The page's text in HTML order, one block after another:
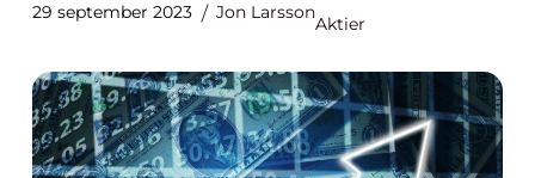
29 september 2023 Jon Larsson
Aktier